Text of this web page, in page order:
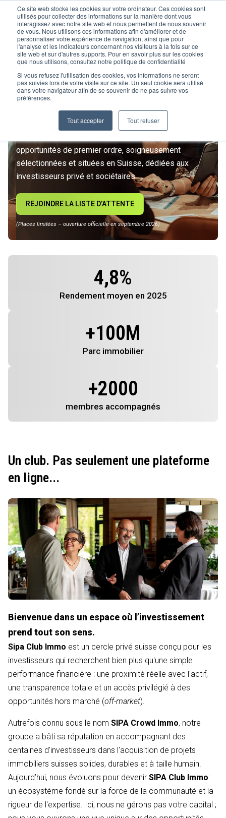
Ce site web stocke les cookies sur votre ordinateur. Ces cookies sont
utilisés pour collecter des informations sur la manière dont vous
interagissez avec notre site web et nous permettent de nous souvenir
de vous. Nous utilisons ces informations afin d'améliorer et de
personnaliser votre expérience de navigation, ainsi que pour
l'analyse et les indicateurs concernant nos visiteurs à la fois sur ce
site web et sur d'autres supports. Pour en savoir plus sur les cookies
que nous utilisons, consultez notre politique de confidentialité
Si vous refusez l'utilisation des cookies, vos informations ne seront
pas suivies lors de votre visite sur ce site. Un seul cookie sera utilisé
dans votre navigateur afin de se souvenir de ne pas suivre vos
préférences.
Tout accepter Tout refuser
L’IMMOBILIER
D’INVESTISSEMENT ENTRE
DANS UNE NOUVELLE ÈRE
Rejoignez le premier club privé d'investissement
opportunités de premier ordre, soigneusement
sélectionnées et situées en Suisse, dédiées aux
investisseurs privé et sociétaires.
REJOINDRE LA LISTE D’ATTENTE
(Places limitées – ouverture officielle en septembre 2026)
4,8%
Rendement moyen en 2025
+100M
Parc immobilier
+2000
membres accompagnés
Un club. Pas seulement une plateforme
en ligne...
Bienvenue dans un espace où l’investissement
prend tout son sens.
Sipa Club Immo est un cercle privé suisse conçu pour les
investisseurs qui recherchent bien plus qu'une simple
performance financière : une proximité réelle avec l'actif,
une transparence totale et un accès privilégié à des
opportunités hors marché (off-market).
Autrefois connu sous le nom SIPA Crowd Immo, notre
groupe a bâti sa réputation en accompagnant des
centaines d'investisseurs dans l'acquisition de projets
immobiliers suisses solides, durables et à taille humain.
Aujourd’hui, nous évoluons pour devenir SIPA Club Immo:
un écosystème fondé sur la force de la communauté et la
rigueur de l'expertise. Ici, nous ne gérons pas votre capital ;